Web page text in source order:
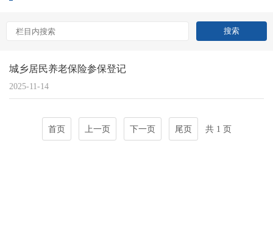
城乡居民养老保险参保登记
2025-11-14
首页 上一页 下一页 尾页 共 1 页